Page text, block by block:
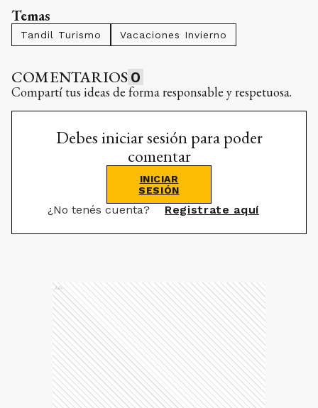
Temas
Tandil Turismo Vacaciones Invierno
COMENTARIOS 0
Compartí tus ideas de forma responsable y respetuosa.
Debes iniciar sesión para poder
comentar
INICIAR
SESIÓN
¿No tenés cuenta? Registrate aquí
Ads